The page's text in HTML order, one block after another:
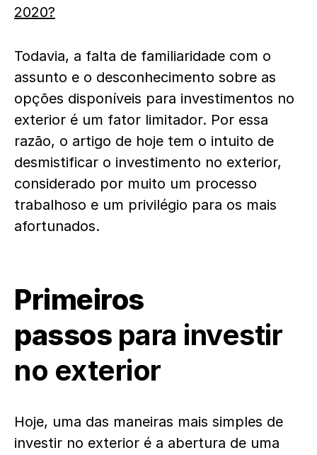
2020?
Todavia, a falta de familiaridade com o
assunto e o desconhecimento sobre as
opções disponíveis para investimentos no
exterior é um fator limitador. Por essa
razão, o artigo de hoje tem o intuito de
desmistificar o investimento no exterior,
considerado por muito um processo
trabalhoso e um privilégio para os mais
afortunados.
Primeiros
passos para investir
no exterior
Hoje, uma das maneiras mais simples de
investir no exterior é a abertura de uma